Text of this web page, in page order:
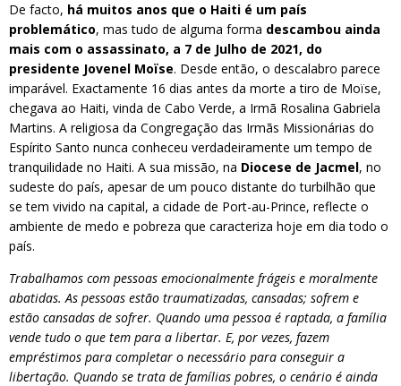
De facto, há muitos anos que o Haiti é um país
problemático, mas tudo de alguma forma descambou ainda
mais com o assassinato, a 7 de Julho de 2021, do
presidente Jovenel Moïse. Desde então, o descalabro parece
imparável. Exactamente 16 dias antes da morte a tiro de Moïse,
chegava ao Haiti, vinda de Cabo Verde, a Irmã Rosalina Gabriela
Martins. A religiosa da Congregação das Irmãs Missionárias do
Espírito Santo nunca conheceu verdadeiramente um tempo de
tranquilidade no Haiti. A sua missão, na Diocese de Jacmel, no
sudeste do país, apesar de um pouco distante do turbilhão que
se tem vivido na capital, a cidade de Port-au-Prince, reflecte o
ambiente de medo e pobreza que caracteriza hoje em dia todo o
país.
Trabalhamos com pessoas emocionalmente frágeis e moralmente
abatidas. As pessoas estão traumatizadas, cansadas; sofrem e
estão cansadas de sofrer. Quando uma pessoa é raptada, a família
vende tudo o que tem para a libertar. E, por vezes, fazem
empréstimos para completar o necessário para conseguir a
libertação. Quando se trata de famílias pobres, o cenário é ainda